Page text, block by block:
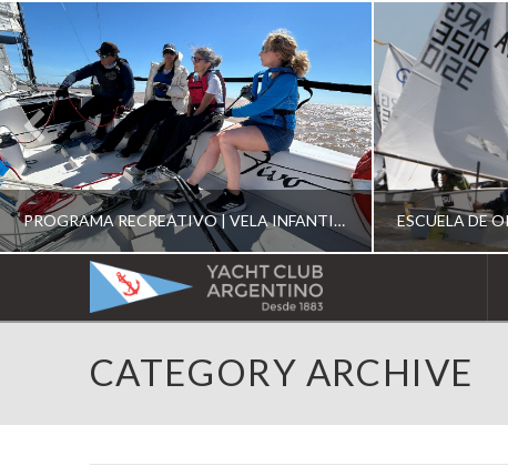
PROGRAMA RECREATIVO | VELA INFANTIL, JUVENIL Y DE CRUCERO 2026
ESCUELA RECREATIVA 2026
YACHT
CLUB
ARGENTINO
CATEGORY ARCHIVE